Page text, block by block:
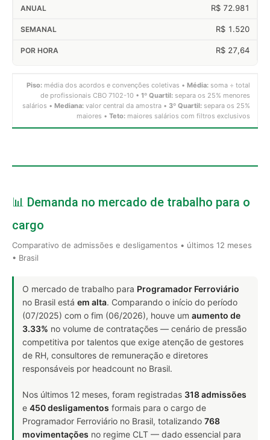
R$ 72.981
R$ 1.520
R$ 27,64
Piso: média dos acordos e convenções coletivas • Média: soma ÷ total
de profissionais CBO 7102-10 • 1º Quartil: separa os 25% menores
salários • Mediana: valor central da amostra • 3º Quartil: separa os 25%
maiores • Teto: maiores salários com filtros exclusivos
📊 Demanda no mercado de trabalho para o
cargo
Comparativo de admissões e desligamentos • últimos 12 meses
• Brasil
O mercado de trabalho para Programador Ferroviário
no Brasil está em alta. Comparando o início do período
(07/2025) com o fim (06/2026), houve um aumento de
3.33% no volume de contratações — cenário de pressão
competitiva por talentos que exige atenção de gestores
de RH, consultores de remuneração e diretores
responsáveis por headcount no Brasil.
Nos últimos 12 meses, foram registradas 318 admissões
e 450 desligamentos formais para o cargo de
Programador Ferroviário no Brasil, totalizando 768
movimentações no regime CLT — dado essencial para